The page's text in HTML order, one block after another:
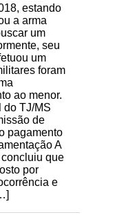
estando
a arma
um
seu
um
foram
ao menor.
do TJ/MS
de
pagamento
A
que
por
e